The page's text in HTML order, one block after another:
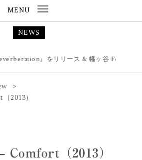
MENU
Toggle
NEWS
』をリリース & 幡ヶ谷 Forestlimit
2013）
Comfort（2013）